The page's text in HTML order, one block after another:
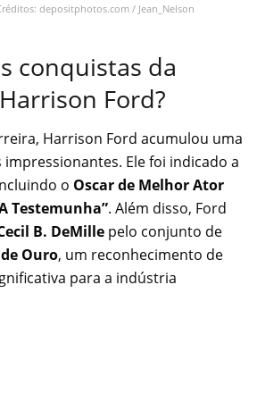
depositphotos.com / Jean_Nelson
conquistas da
Ford?
Harrison Ford acumulou uma
Ele foi indicado a
o Oscar de Melhor Ator
Testemunha”. Além disso, Ford
B. DeMille pelo conjunto de
Ouro, um reconhecimento de
para a indústria